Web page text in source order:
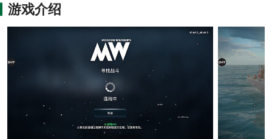
游戏介绍